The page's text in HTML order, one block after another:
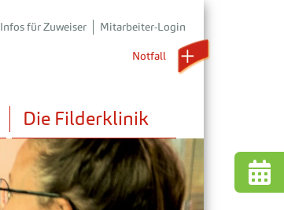
Infos für Zuweiser Mitarbeiter-Login
Notfall
Die Filderklinik